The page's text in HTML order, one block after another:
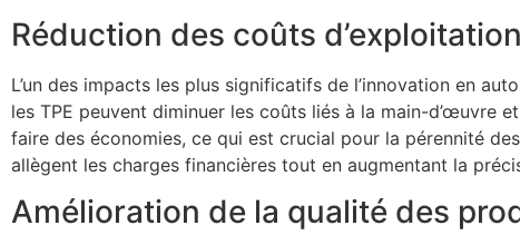
Réduction des coûts d’exploitation
L’un des impacts les plus significatifs de l’innovation en
les TPE peuvent diminuer les coûts liés à la main-d’œuvre
faire des économies, ce qui est crucial pour la pérennité
allègent les charges financières tout en augmentant la
Amélioration de la qualité des